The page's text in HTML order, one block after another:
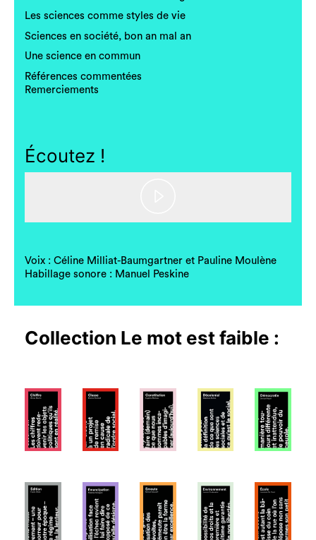
Les sciences comme styles de vie
Sciences en société, bon an mal an
Une science en commun
Références commentées
Remerciements
Écoutez !
Voix : Céline Milliat-Baumgartner et Pauline Moulène
Habillage sonore : Manuel Peskine
Collection Le mot est faible :